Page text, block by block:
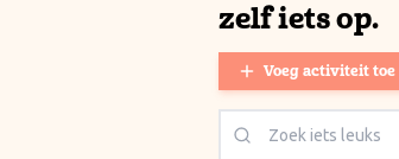
zelf iets op.
Voeg activiteit toe